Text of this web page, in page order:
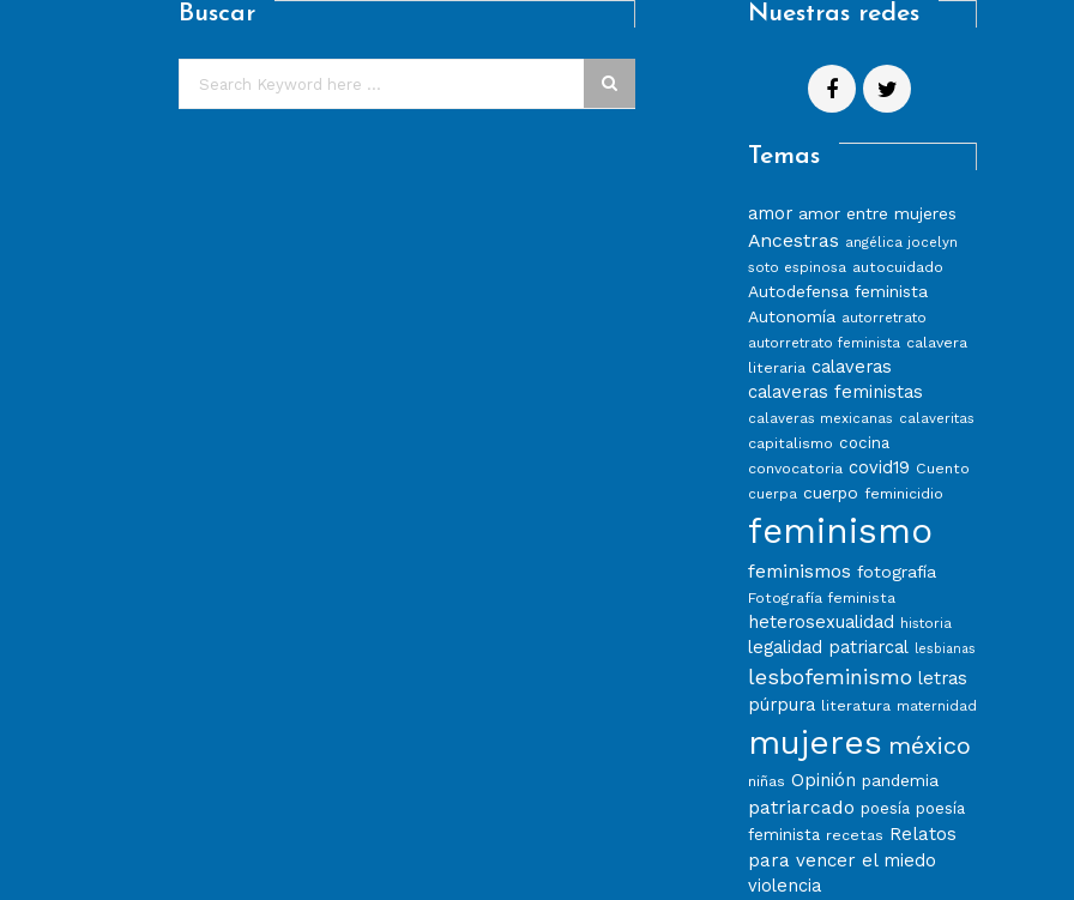
Buscar Nuestras redes
Temas
amor amor entre mujeres
Ancestras angélica jocelyn
soto espinosa autocuidado
Autodefensa feminista
Autonomía autorretrato
autorretrato feminista calavera
literaria calaveras
calaveras feministas
calaveras mexicanas calaveritas
capitalismo cocina
convocatoria covid19 Cuento
cuerpa cuerpo feminicidio
feminismo
feminismos fotografía
Fotografía feminista
heterosexualidad historia
legalidad patriarcal lesbianas
lesbofeminismo letras
púrpura literatura maternidad
mujeres méxico
niñas Opinión pandemia
patriarcado poesía poesía
feminista recetas Relatos
para vencer el miedo
violencia